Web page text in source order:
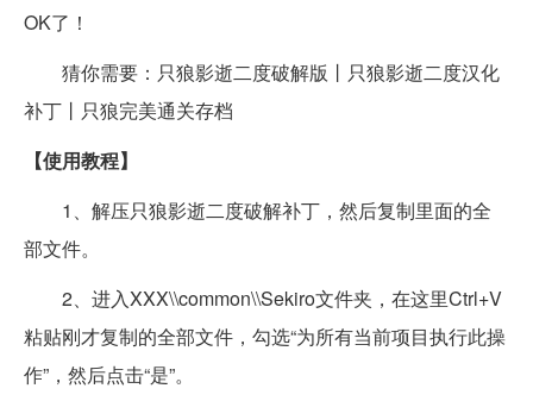
OK了！
猜你需要：只狼影逝二度破解版丨只狼影逝二度汉化
补丁丨只狼完美通关存档
【使用教程】
1、解压只狼影逝二度破解补丁，然后复制里面的全
部文件。
2、进入XXX\\common\\Sekiro文件夹，在这里Ctrl+V
粘贴刚才复制的全部文件，勾选“为所有当前项目执行此操
作”，然后点击“是”。